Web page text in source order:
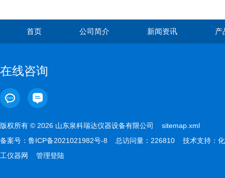
首页 公司简介 新闻资讯 产
在线咨询
版权所有 © 2026 山东泉科瑞达仪器设备有限公司 sitemap.xml
备案号： 鲁ICP备2021021982号-8 总访问量：226810 技术支持： 化
工仪器网
管理登陆